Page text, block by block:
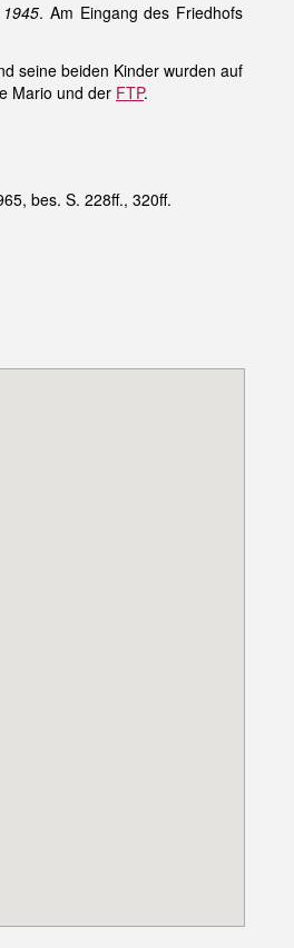
. Am Eingang des Friedhofs
seine beiden Kinder wurden auf
Mario und der FTP.
bes. S. 228ff., 320ff.